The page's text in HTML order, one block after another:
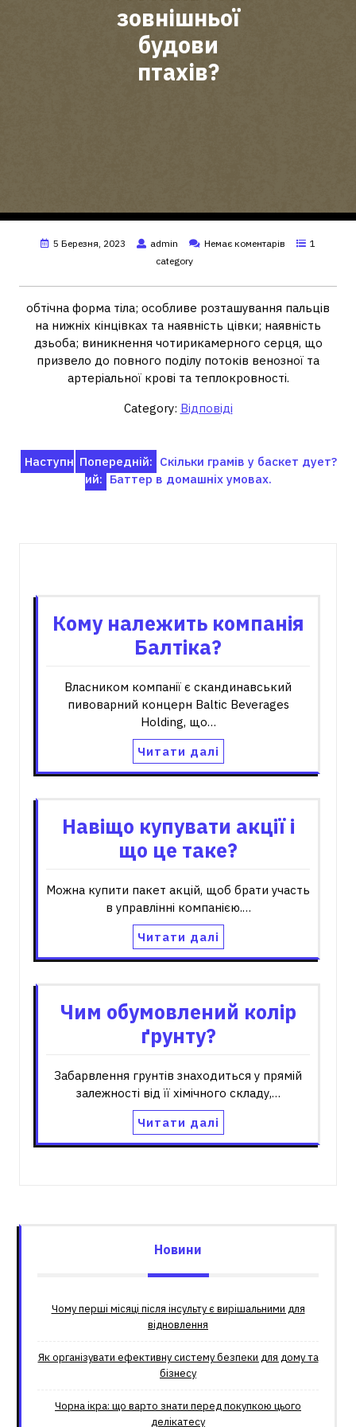
зовнішньої
будови
птахів?
5 Березня, 2023 admin Немає коментарів
1
category
обтічна форма тіла; особливе розташування пальців
на нижніх кінцівках та наявність цівки; наявність
дзьоба; виникнення чотирикамерного серця, що
призвело до повного поділу потоків венозної та
артеріальної крові та теплокровності.
Category: Відповіді
Навігація
записів
Попередній: Скільки грамів у баскет дует?
Наступн
ий: Баттер в домашніх умовах.
Кому належить компанія
Балтіка?
Власником компанії є скандинавський
пивоварний концерн Baltic Beverages
Holding, що…
Читати далі
Навіщо купувати акції і
що це таке?
Можна купити пакет акцій, щоб брати участь
в управлінні компанією.…
Читати далі
Чим обумовлений колір
ґрунту?
Забарвлення грунтів знаходиться у прямій
залежності від її хімічного складу,…
Читати далі
Новини
Чому перші місяці після інсульту є вирішальними для
відновлення
Як організувати ефективну систему безпеки для дому та
бізнесу
Чорна ікра: що варто знати перед покупкою цього
делікатесу